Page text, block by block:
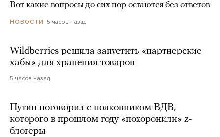
Вот какие вопросы до сих пор остаются без ответов
НОВОСТИ 5 часов назад
Wildberries решила запустить «партнерские
хабы» для хранения товаров
5 часов назад
Путин поговорил с полковником ВДВ,
которого в прошлом году «похоронили» z-
блогеры